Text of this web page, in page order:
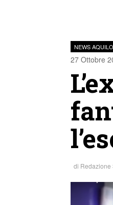
NEWS
27 Ottobre
di Redazione